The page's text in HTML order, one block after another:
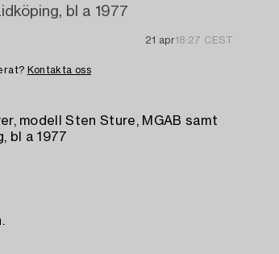
bl a 1977
21 apr18:27 CEST
Kontakta oss
modell Sten Sture, MGAB samt
bl a 1977